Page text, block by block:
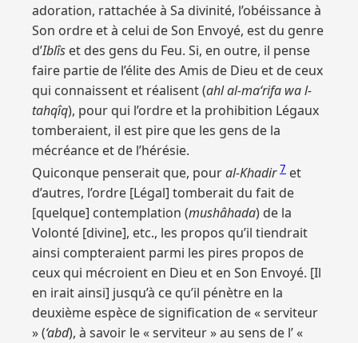
adoration, rattachée à Sa divinité, l’obéissance à
Son ordre et à celui de Son Envoyé, est du genre
d’Iblîs et des gens du Feu. Si, en outre, il pense
faire partie de l’élite des Amis de Dieu et de ceux
qui connaissent et réalisent (ahl al-ma‘rifa wa l-
tahqîq), pour qui l’ordre et la prohibition Légaux
tomberaient, il est pire que les gens de la
mécréance et de l’hérésie.
Quiconque penserait que, poural-Khadir 7 et
d’autres, l’ordre [Légal] tomberait du fait de
[quelque] contemplation (mushâhada) de la
Volonté [divine], etc., les propos qu’il tiendrait
ainsi compteraient parmi les pires propos de
ceux qui mécroient en Dieu et en Son Envoyé. [Il
en irait ainsi] jusqu’à ce qu’il pénètre en la
deuxième espèce de signification de « serviteur
» (‘abd), à savoir le « serviteur » au sens de l’ «